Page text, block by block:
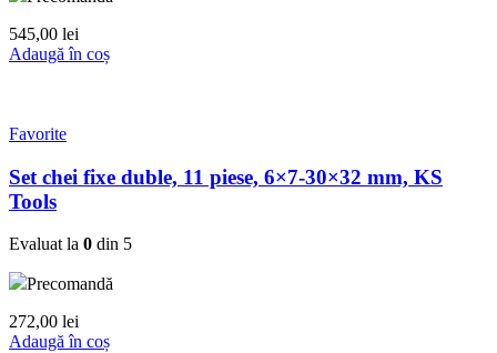
545,00 lei
Adaugă în coș
Favorite
Set chei fixe duble, 11 piese, 6×7-30×32 mm, KS
Tools
Evaluat la 0 din 5
Precomandă
272,00 lei
Adaugă în coș